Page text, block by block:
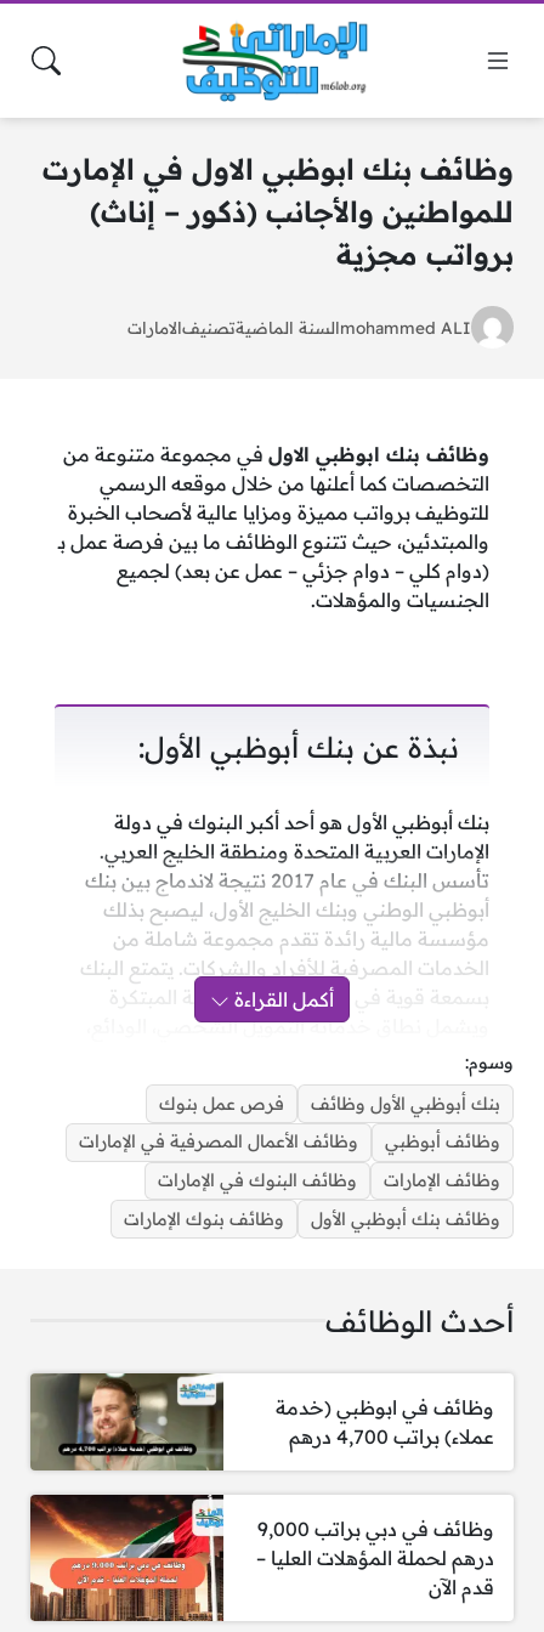
وظائف بنك ابوظبي الاول في الإمارت
للمواطنين والأجانب (ذكور – إناث)
برواتب مجزية
mohammed ALIالسنة الماضيةتصنيفالامارات
وظائف بنك ابوظبي الاولفي مجموعة متنوعة من
التخصصات كما أعلنها من خلال موقعه الرسمي
للتوظيف برواتب مميزة ومزايا عالية لأصحاب الخبرة
والمبتدئين، حيث تتنوع الوظائف ما بين فرصة عمل بـ
(دوام كلي – دوام جزئي – عمل عن بعد) لجميع
الجنسيات والمؤهلات.
نبذة عن بنك أبوظبي الأول:
بنك أبوظبي الأول هو أحد أكبر البنوك في دولة
الإمارات العربية المتحدة ومنطقة الخليج العربي.
تأسس البنك في عام 2017 نتيجة لاندماج بين بنك
أبوظبي الوطني وبنك الخليج الأول، ليصبح بذلك
مؤسسة مالية رائدة تقدم مجموعة شاملة من
الخدمات المصرفية للأفراد والشركات. يتمتع البنك
بسمعة قوية في تقديم الحلول المالية المبتكرة
ويشمل نطاق خدماته التمويل الشخصي، الودائع،
القروض، الاستثمار، والخدمات المصرفية للشركات،
بالإضافة إلى إدارة الثروات.
يعد بنك أبوظبي الأول من البنوك الرائدة في منطقة
الشرق الأوسط، وهو يواصل تعزيز موقعه من خلال
تبني أحدث التقنيات المصرفية والابتكار في تقديم
خدماته، مع الحفاظ على معايير عالية من الأمان
التنموية في الدولة.
مزايا العمل في بنك أبوظبي
الأول:
أكمل القراءة
وسوم:
بنك أبوظبي الأول وظائف
فرص عمل بنوك
وظائف أبوظبي
وظائف الأعمال المصرفية في الإمارات
وظائف الإمارات
وظائف البنوك في الإمارات
وظائف بنك أبوظبي الأول
وظائف بنوك الإمارات
أحدث الوظائف
وظائف في ابوظبي (خدمة
عملاء) براتب 4,700 درهم
وظائف في دبي براتب 9,000
درهم لحملة المؤهلات العليا –
قدم الآن